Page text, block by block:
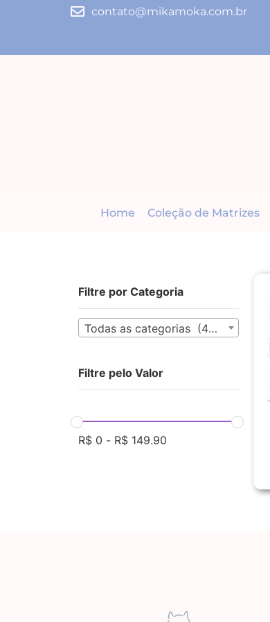
contato@mikamoka.com.br
Home Coleção de Matrizes
Filtre por Categoria
Todas as categorias (435)
Filtre pelo Valor
R$ 0 - R$ 149.90